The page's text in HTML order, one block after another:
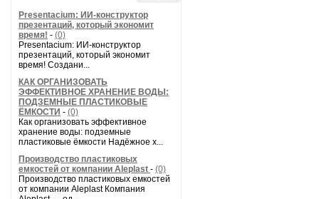
Presentacium: ИИ‑конструктор
презентаций, который экономит
время! - (0)
Presentacium: ИИ‑конструктор
презентаций, который экономит
время! Создани...
КАК ОРГАНИЗОВАТЬ
ЭФФЕКТИВНОЕ ХРАНЕНИЕ ВОДЫ:
ПОДЗЕМНЫЕ ПЛАСТИКОВЫЕ
ЁМКОСТИ - (0)
Как организовать эффективное
хранение воды: подземные
пластиковые ёмкости Надёжное х...
Производство пластиковых
емкостей от компании Aleplast - (0)
Производство пластиковых емкостей
от компании Aleplast Компания